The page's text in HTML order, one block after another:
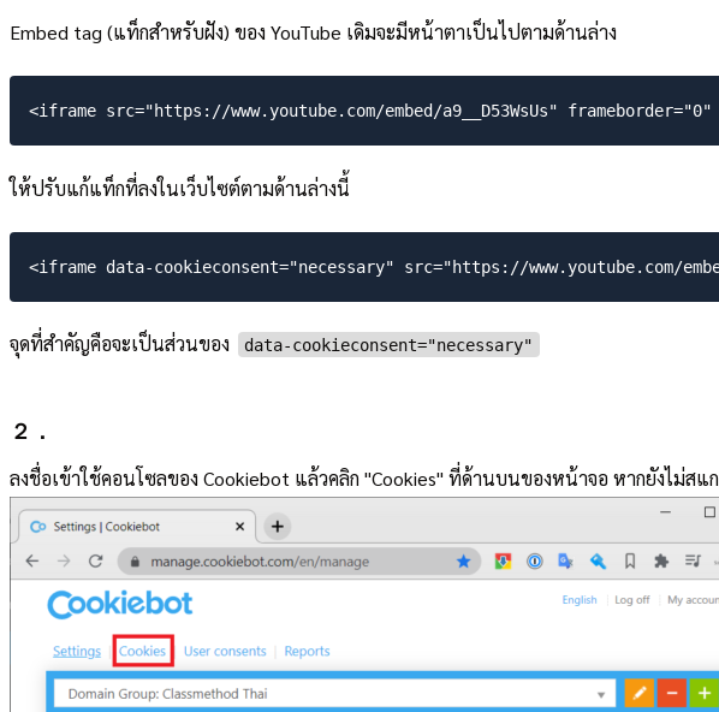
Embed tag (แท็กสำหรับฝัง) ของ YouTube เดิมจะมีหน้าตาเป็นไปตามด้านล่าง
ให้ปรับแก้แท็กที่ลงในเว็บไซต์ตามด้านล่างนี้
จุดที่สำคัญคือจะเป็นส่วนของ data-cookieconsent="necessary"
２．
ลงชื่อเข้าใช้คอนโซลของ Cookiebot แล้วคลิก "Cookies" ที่ด้านบนของหน้าจอ หากยังไม่สแ